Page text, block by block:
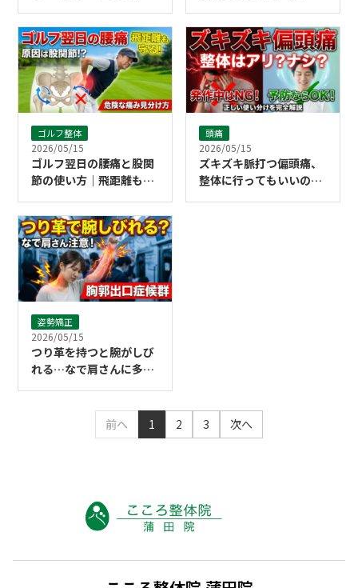
処置ガイド
い巻き方
ゴルフ整体
2026/05/15
ゴルフ翌日の腰痛と股関
節の使い方｜飛距離も守
な腰痛」の見分け方
頭痛
2026/05/15
ズキズキ脈打つ偏頭痛、
整体に行ってもいいの？
姿勢矯正
2026/05/15
つり革を持つと腕がしび
れる…なで肩さんに多い
前へ 1 2 3 次へ